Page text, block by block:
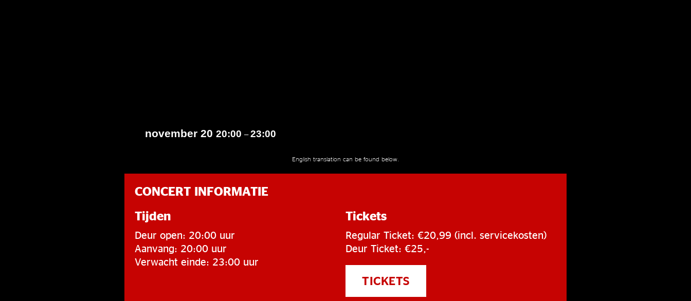
november 20 20:00 –23:00
English translation can be found below.
CONCERT INFORMATIE
Tijden
Deur open: 20:00 uur
Aanvang: 20:00 uur
Verwacht einde: 23:00 uur
Tickets
Regular Ticket: €20,99 (incl. servicekosten)
Deur Ticket: €25,-
TICKETS